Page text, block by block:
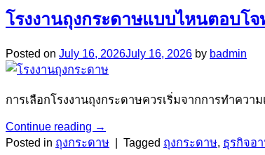
โรงงานถุงกระดาษแบบไหนตอบโ
Posted on July 16, 2026July 16, 2026 by badmin
การเลือกโรงงานถุงกระดาษควรเริ่มจากการทำคว
Continue reading →
Posted in ถุงกระดาษ Tagged ถุงกระดาษ, ธุรกิจอ